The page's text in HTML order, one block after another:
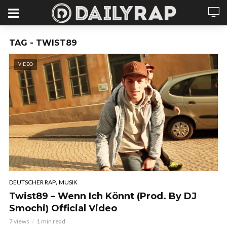
TAG - TWIST89
VIDEO
DEUTSCHER RAP, MUSIK
Twist89 – Wenn Ich Könnt (Prod. By DJ
Smochi) Official Video
7 views 1 min read